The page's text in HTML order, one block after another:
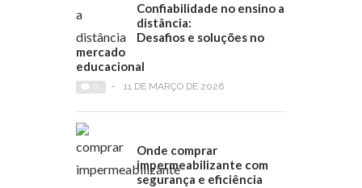
Confiabilidade no ensino a
distância:
Desafios e soluções no
mercado
educacional
- 11 DE MARÇO DE 2026
Onde comprar
impermeabilizante com
segurança e eficiência